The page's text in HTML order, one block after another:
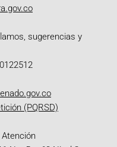
sugerencias y
(PQRSD)
Atención